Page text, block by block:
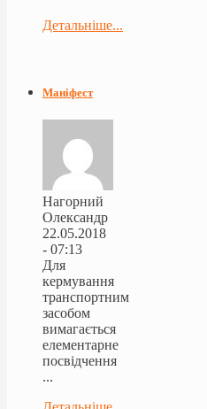
Детальніше...
Маніфест
Нагорний
Олександр
22.05.2018
- 07:13
Для
кермування
транспортним
засобом
вимагається
елементарне
посвідчення
...